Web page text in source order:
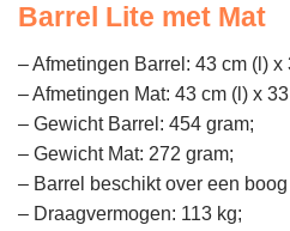
Barrel Lite met Mat
– Afmetingen Barrel: 43 cm (l) x
– Afmetingen Mat: 43 cm (l) x
– Gewicht Barrel: 454 gram;
– Gewicht Mat: 272 gram;
– Barrel beschikt over een
– Draagvermogen: 113 kg;